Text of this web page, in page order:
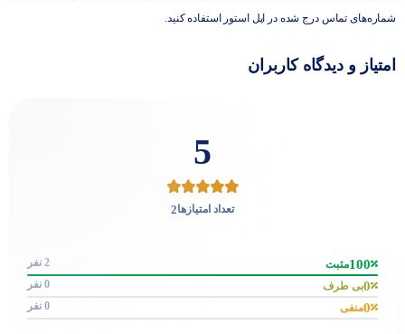
شماره‌های تماس درج ‌شده در اپل استور استفاده کنید.
امتیاز و دیدگاه کاربران
5
تعداد امتیازها2
100مثبت 2 نفر
0بی طرف 0 نفر
0منفی 0 نفر